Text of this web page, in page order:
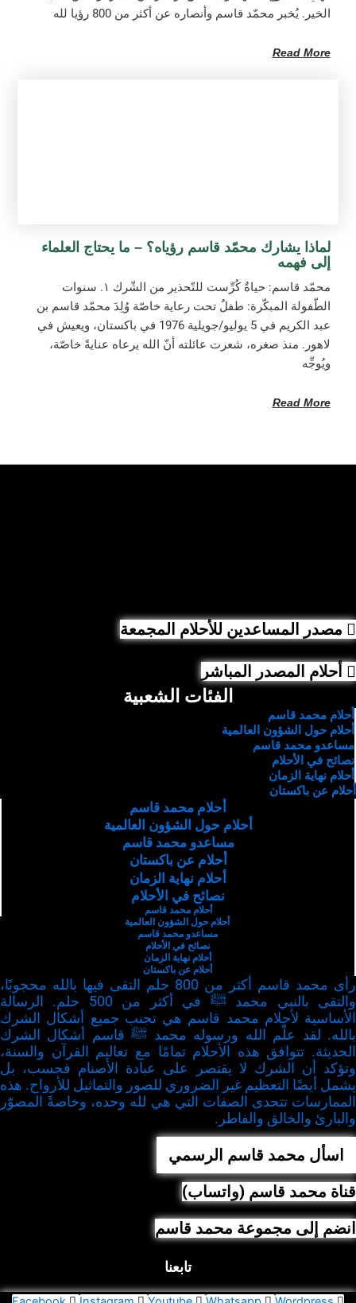
الخير. يُخبر محمّد قاسم وأنصاره عن أكثر من 800 رؤيا لله
Read More
لماذا يشارك محمّد قاسم رؤياه؟ – ما يحتاج العلماء
إلى فهمه
محمّد قاسم: حياةٌ كُرِّست للتّحذير من الشّرك ١. سنوات
الطّفولة المبكّرة: طفلٌ تحت رعاية خاصّة وُلِدَ محمّد قاسم بن
عبد الكريم في 5 يوليو/جويلية 1976 في باكستان، ويعيش في
لاهور. منذ صغره، شعرت عائلته أنّ الله يرعاه عنايةً خاصّة،
ويُوجِّه
Read More
مصدر المساعدين للأحلام المجمعة
أحلام المصدر المباشر
الفئات الشعبية
أحلام محمد قاسم
أحلام حول الشؤون العالمية
مساعدو محمد قاسم
نصائح في الأحلام
أحلام نهاية الزمان
أحلام عن باكستان
أحلام محمد قاسم
أحلام حول الشؤون العالمية
مساعدو محمد قاسم
أحلام عن باكستان
أحلام نهاية الزمان
نصائح في الأحلام
أحلام محمد قاسم
أحلام حول الشؤون العالمية
مساعدو محمد قاسم
نصائح في الأحلام
أحلام نهاية الزمان
أحلام عن باكستان
رأى محمد قاسم أكثر من 800 حلم التقى فيها بالله محجوبًا،
والتقى بالنبي محمد ﷺ في أكثر من 500 حلم. الرسالة
الأساسية لأحلام محمد قاسم هي تجنب جميع أشكال الشرك
بالله. لقد علّم الله ورسوله محمد ﷺ قاسم أشكال الشرك
الحديثة. تتوافق هذه الأحلام تمامًا مع تعاليم القرآن والسنة،
وتؤكد أن الشرك لا يقتصر على عبادة الأصنام فحسب، بل
يشمل أيضًا التعظيم غير الضروري للصور والتماثيل للأرواح. هذه
الممارسات تتحدى الصفات التي هي لله وحده، وخاصةً المصوّر
والبارئ والخالق والفاطر.
اسأل محمد قاسم الرسمي
قناة محمد قاسم (واتساب)
انضم إلى مجموعة محمد قاسم
تابعنا